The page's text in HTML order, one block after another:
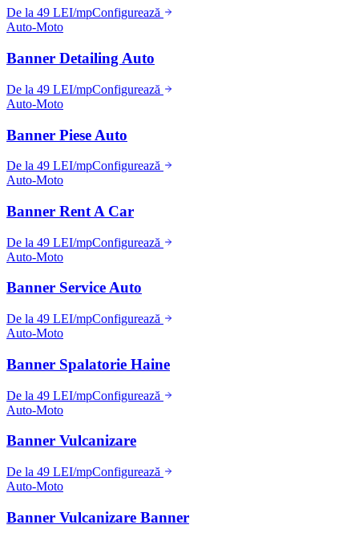
De la 49 LEI/mpConfigurează
Auto-Moto
Banner Detailing Auto
De la 49 LEI/mpConfigurează
Auto-Moto
Banner Piese Auto
De la 49 LEI/mpConfigurează
Auto-Moto
Banner Rent A Car
De la 49 LEI/mpConfigurează
Auto-Moto
Banner Service Auto
De la 49 LEI/mpConfigurează
Auto-Moto
Banner Spalatorie Haine
De la 49 LEI/mpConfigurează
Auto-Moto
Banner Vulcanizare
De la 49 LEI/mpConfigurează
Auto-Moto
Banner Vulcanizare Banner